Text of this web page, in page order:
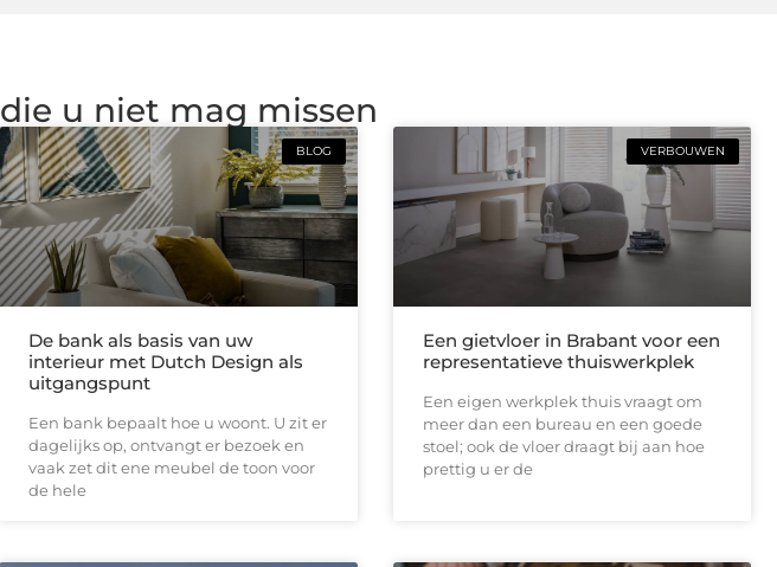
die u niet mag missen
BLOG
De bank als basis van uw
interieur met Dutch Design als
uitgangspunt
Een bank bepaalt hoe u woont. U zit er
dagelijks op, ontvangt er bezoek en
vaak zet dit ene meubel de toon voor
de hele
VERBOUWEN
Een gietvloer in Brabant voor een
representatieve thuiswerkplek
Een eigen werkplek thuis vraagt om
meer dan een bureau en een goede
stoel; ook de vloer draagt bij aan hoe
prettig u er de